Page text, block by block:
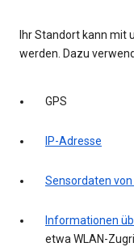
Ihr Standort kann mit
werden. Dazu
GPS
IP-Adresse
Sensordaten
Informationen
etwa WLAN-